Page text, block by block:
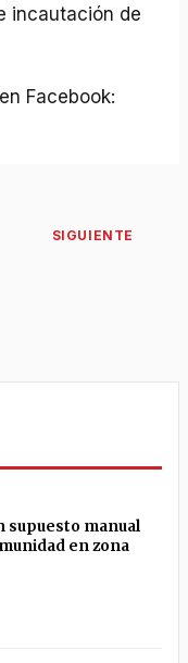
incautación de
Facebook:
supuesto manual
en zona